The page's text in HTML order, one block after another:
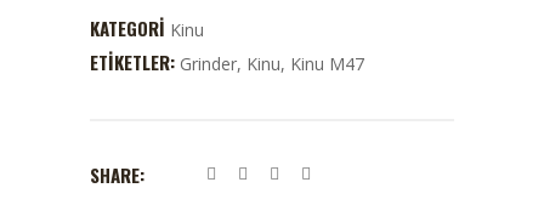
KATEGORI Kinu
ETIKETLER: Grinder, Kinu, Kinu M47
SHARE: